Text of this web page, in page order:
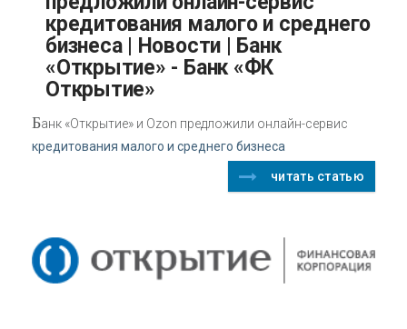
кредитования малого и среднего
бизнеса | Новости | Банк
«Открытие» - Банк «ФК
Открытие»
Банк «Открытие» и Ozon предложили онлайн-сервис
кредитования малого и среднего бизнеса
читать статью